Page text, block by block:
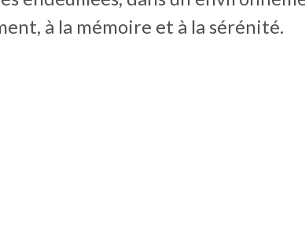
à la mémoire et à la sérénité.